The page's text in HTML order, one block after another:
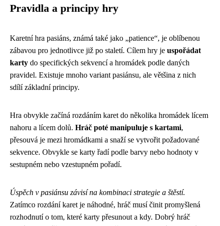
Pravidla a principy hry
Karetní hra pasiáns, známá také jako „patience“, je oblíbenou
zábavou pro jednotlivce již po staletí. Cílem hry je uspořádat
karty do specifických sekvencí a hromádek podle daných
pravidel. Existuje mnoho variant pasiánsu, ale většina z nich
sdílí základní principy.
Hra obvykle začíná rozdáním karet do několika hromádek lícem
nahoru a lícem dolů. Hráč poté manipuluje s kartami,
přesouvá je mezi hromádkami a snaží se vytvořit požadované
sekvence. Obvykle se karty řadí podle barvy nebo hodnoty v
sestupném nebo vzestupném pořadí.
Úspěch v pasiánsu závisí na kombinaci strategie a štěstí.
Zatímco rozdání karet je náhodné, hráč musí činit promyšlená
rozhodnutí o tom, které karty přesunout a kdy. Dobrý hráč